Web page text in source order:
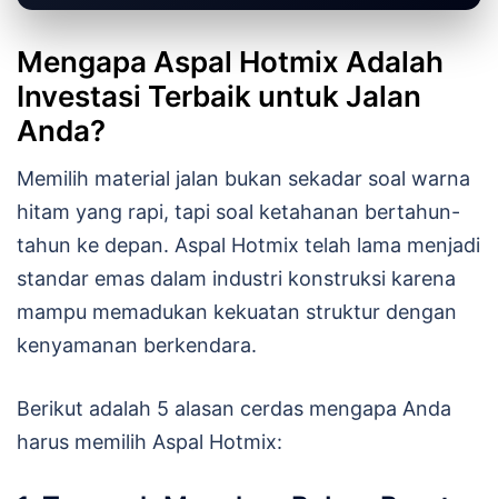
Mengapa Aspal Hotmix Adalah
Investasi Terbaik untuk Jalan
Anda?
Memilih material jalan bukan sekadar soal warna
hitam yang rapi, tapi soal ketahanan bertahun-
tahun ke depan. Aspal Hotmix telah lama menjadi
standar emas dalam industri konstruksi karena
mampu memadukan kekuatan struktur dengan
kenyamanan berkendara.
Berikut adalah 5 alasan cerdas mengapa Anda
harus memilih Aspal Hotmix: